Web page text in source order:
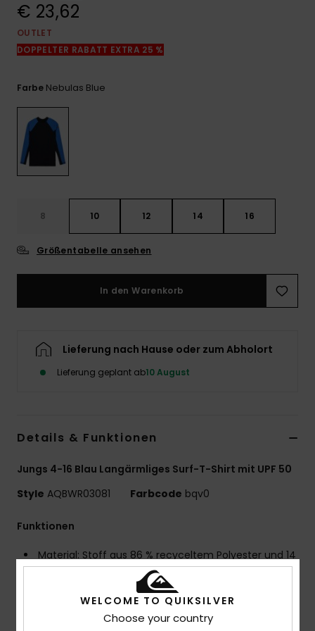
ansehen
€ 23,62
OUTLET
DOPPELTER RABATT EXTRA 25 %
Farbe Nebulas Blue
8 10 12 14 16
Größentabelle ansehen
In den Warenkorb
Lieferung nach Hause oder zum Abholort
Lieferung geplant ab10 August
Details & Funktionen
Jungs 4-16 Blau Langärmliges Surf-T-Shirt mit UPF 50
Style AQBWR03081 Farbcode bqv0
Funktionen
Material: Stoff aus 86 % recyceltem Polyester und 14
Technologie: WarmFlight® Technologie
Feuchtigkeitstransportierende Eigenschaften
transportieren den Schweiß vom Körper weg und
WELCOME TO QUIKSILVER
Choose your country